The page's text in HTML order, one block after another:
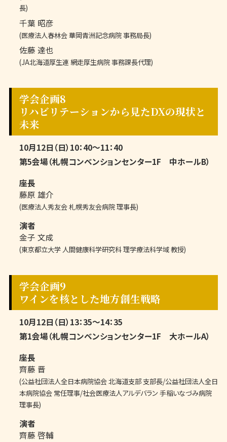
長)
千葉 昭彦
(医療法人春林会 華岡青洲記念病院 事務局長)
佐藤 達也
(JA北海道厚生連 網走厚生病院 事務課長代理)
学会企画8
リハビリテーションから見たDXの現状と
未来
10月12日（日）10：40～11：40
第5会場（札幌コンベンションセンター1F 中ホールB）
座長
藤原 雄介
(医療法人秀友会 札幌秀友会病院 理事長)
演者
金子 文成
(東京都立大学 人間健康科学研究科 理学療法科学域 教授)
学会企画9
ワインを核とした地方創生戦略
10月12日（日）13：35～14：35
第1会場（札幌コンベンションセンター1F 大ホールA）
座長
齊藤 晋
(公益社団法人全日本病院協会 北海道支部 支部長/公益社団法人全日
本病院協会 常任理事/社会医療法人アルデバラン 手稲いなづみ病院
理事長)
演者
齊藤 啓輔